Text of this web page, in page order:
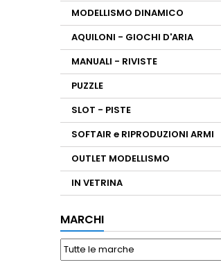
MODELLISMO DINAMICO
AQUILONI - GIOCHI D'ARIA
MANUALI - RIVISTE
PUZZLE
SLOT - PISTE
SOFTAIR e RIPRODUZIONI ARMI
OUTLET MODELLISMO
IN VETRINA
MARCHI